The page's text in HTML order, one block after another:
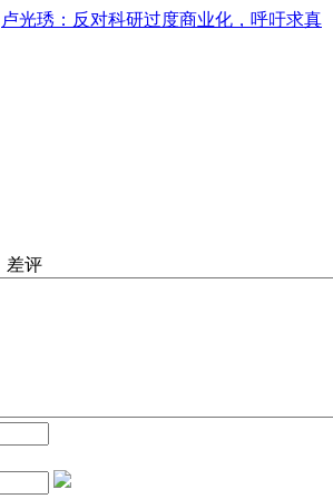
卢光琇：反对科研过度商业化，呼吁求真
差评